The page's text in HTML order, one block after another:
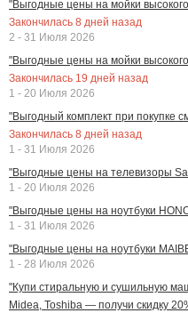
"Выгодные цены на мойки
Закончилась 8 дней назад
2 - 31 Июля 2026
"Выгодные цены на мойки
Закончилась 19 дней назад
1 - 20 Июля 2026
"Выгодный комплект при покупке
Закончилась 8 дней назад
1 - 31 Июля 2026
"Выгодные цены на телевизоры
1 - 20 Июля 2026
"Выгодные цены на ноутбуки
1 - 31 Июля 2026
"Выгодные цены на ноутбуки
1 - 28 Июля 2026
"Купи стиральную и сушильную
Midea, Toshiba — получи скидку